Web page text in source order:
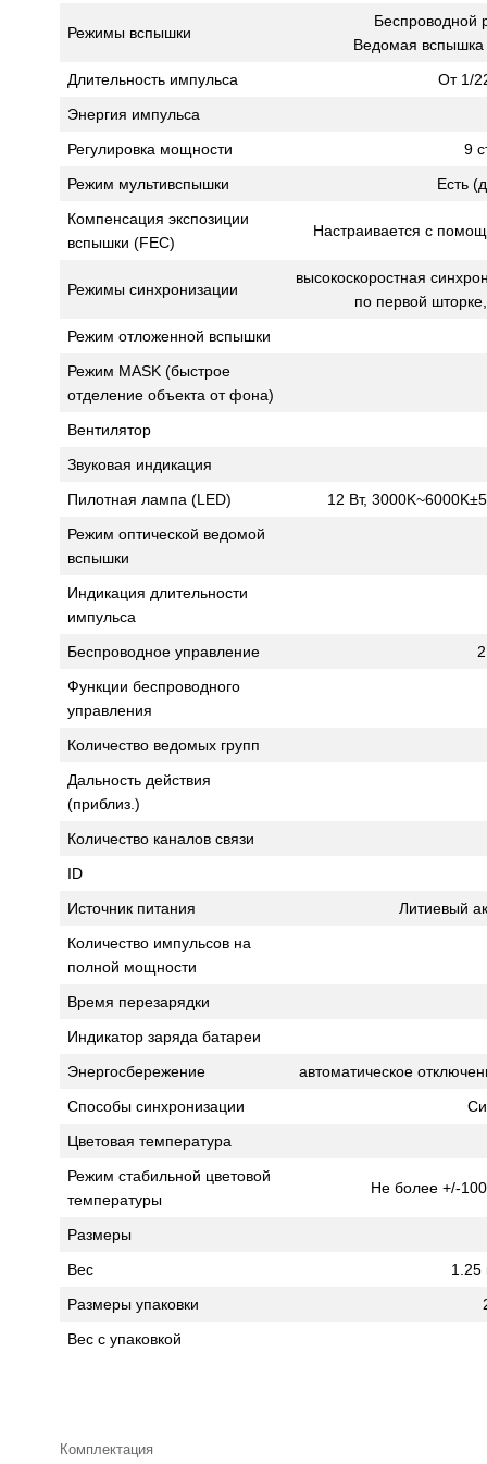
Режимы вспышки
Беспроводной
Ведомая вспышка
Длительность импульса
От 1/
Энергия импульса
Регулировка мощности
9
Режим мультивспышки
Есть
Компенсация экспозиции
вспышки (FEC)
Настраивается с
Режимы синхронизации
высокоскоростная
по первой
Режим отложенной вспышки
Режим MASK (быстрое
отделение объекта от фона)
Вентилятор
Звуковая индикация
Пилотная лампа (LED)
12 Вт,
Режим оптической ведомой
вспышки
Индикация длительности
импульса
Беспроводное управление
Функции беспроводного
управления
Количество ведомых групп
Дальность действия
(приблиз.)
Количество каналов связи
ID
Источник питания
Литиевый
Количество импульсов на
полной мощности
Время перезарядки
Индикатор заряда батареи
Энергосбережение
автоматическое
Способы синхронизации
Цветовая температура
Режим стабильной цветовой
температуры
Не более +/-
Размеры
Вес
1.25
Размеры упаковки
Вес с упаковкой
Комплектация